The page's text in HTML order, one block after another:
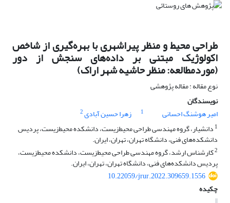
طراحی محیط و منظر پیراشهری با بهره‌گیری از شاخص
اکولوژیک مبتنی بر داده‌های سنجش از دور
(موردمطالعه: منظر حاشیه شهر اراک)
نوع مقاله : مقاله پژوهشی
نویسندگان
امیر هوشنگ احسانی
1 زهرا حسین آبادی2
1 دانشیار، گروه مهندسی طراحی محیط‌زیست، دانشکده محیط‌زیست، پردیس
دانشکده‌های فنی، دانشگاه تهران، تهران، ایران.
2کارشناس ارشد، گروه مهندسی طراحی محیط‌زیست، دانشکده محیط‌زیست،
پردیس دانشکده‌های فنی، دانشگاه تهران، تهران، ایران.
10.22059/jrur.2022.309659.1556
چکیده